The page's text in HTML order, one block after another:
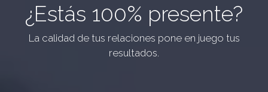
¿Estás 100% presente?
La calidad de tus relaciones pone en juego tus
resultados.